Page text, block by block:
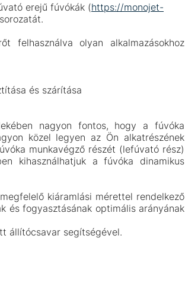
erejű fúvókák (https://monojet-
olyan alkalmazásokhoz
és szárítása
nagyon fontos, hogy a fúvóka
közel legyen az Ön alkatrészének
munkavégző részét (lefúvató rész)
kihasználhatjuk a fúvóka dinamikus
kiáramlási mérettel rendelkező
és fogyasztásának optimális arányának
állítócsavar segítségével.